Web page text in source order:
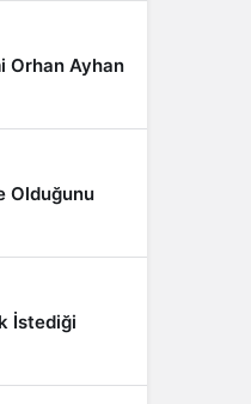
Orhan Ayhan
Olduğunu
İstediği